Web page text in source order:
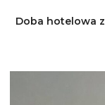
Doba hotelowa